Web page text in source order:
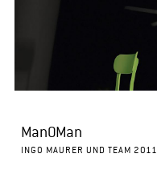
ManOMan
INGO MAURER UND TEAM 2011